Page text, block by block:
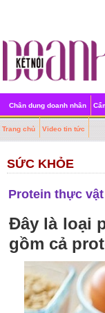
Chân dung doanh nhân
Trang chủ Video tin tức
SỨC KHỎE
Protein thực
Đây là loại
gồm cả